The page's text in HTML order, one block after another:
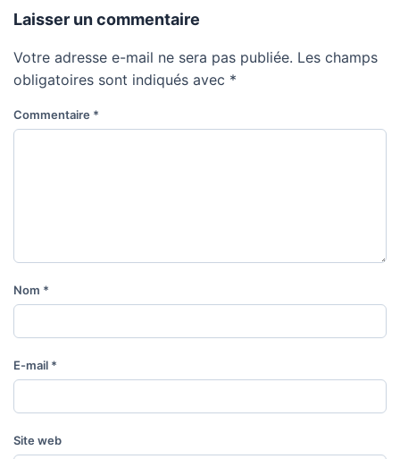
Laisser un commentaire
Votre adresse e-mail ne sera pas publiée. Les champs
obligatoires sont indiqués avec *
Commentaire *
Nom *
E-mail *
Site web